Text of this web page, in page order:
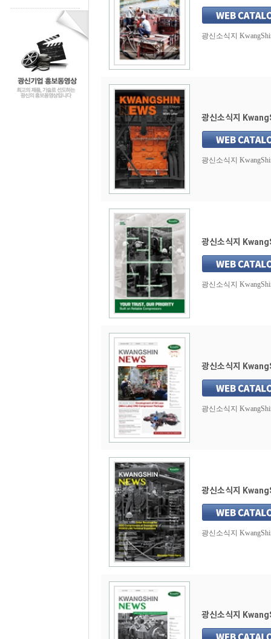
광신소식지
광신소식지
광신소식지
광신소식지
광신소식지
광신소식지
광신소식지
광신소식지
광신소식지
광신소식지